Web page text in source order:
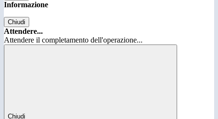
Informazione
Chiudi
Attendere...
Attendere il completamento dell'operazione...
Chiudi